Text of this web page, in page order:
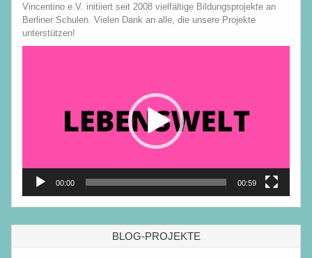
Vincentino e.V. initiiert seit 2008 vielfältige Bildungsprojekte an
Berliner Schulen. Vielen Dank an alle, die unsere Projekte
unterstützen!
00:00 00:59
BLOG-PROJEKTE